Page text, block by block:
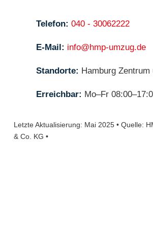
Telefon: 040 - 30062222
E-Mail: info@hmp-umzug.de
Standorte: Hamburg Zentrum
Erreichbar: Mo–Fr
Letzte Aktualisierung: Mai 2025 • Quelle:
& Co. KG •